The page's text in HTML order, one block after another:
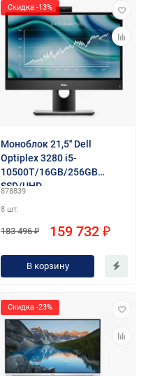
Скидка -13%
Моноблок 21,5'' Dell
Optiplex 3280 i5-
10500T/16GB/256GB
SSD/UHD
/Win10Pro
878839
8 шт.
183 496 ₽ 159 732 ₽
В корзину
Скидка -23%